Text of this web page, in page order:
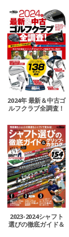
ットを打とう!
2024年 最新＆中古ゴ
ルフクラブ全調査！
2023-2024シャフト
選びの徹底ガイド＆